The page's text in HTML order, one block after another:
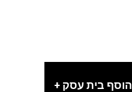
הוסף בית עסק +